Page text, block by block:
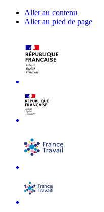
Aller au contenu
Aller au pied de page